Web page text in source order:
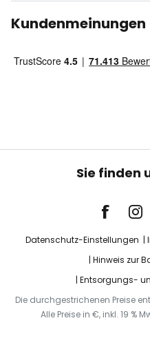
Kundenmeinungen
Sie finden
Datenschutz-Einstellungen
Hinweis zur
Entsorgungs-
Die durchgestrichenen Preise
Alle Preise in €, inkl. 19 %